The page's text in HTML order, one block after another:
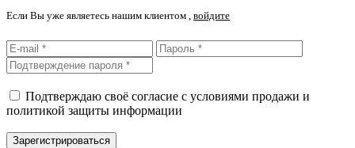
Если Вы уже являетесь нашим клиентом , войдите
Подтверждаю своё согласие с условиями продажи и
политикой защиты информации
Зарегистрироваться